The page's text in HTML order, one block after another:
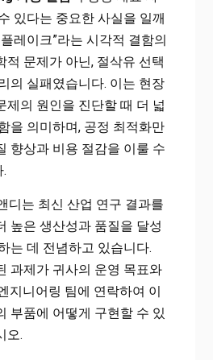
있다는 중요한 사실을 일깨
레이크”라는 시각적 결함의
적 문제가 아닌, 절삭유 선택
의 실패였습니다. 이는 현장
제의 원인을 진단할 때 더 넓
을 의미하며, 공정 최적화만
향상과 비용 절감을 이룰 수
디는 최신 산업 연구 결과를
높은 생산성과 품질을 달성
는 데 전념하고 있습니다.
과제가 귀사의 운영 목표와
지니어링 팀에 연락하여 이
부품에 어떻게 구현할 수 있
오.